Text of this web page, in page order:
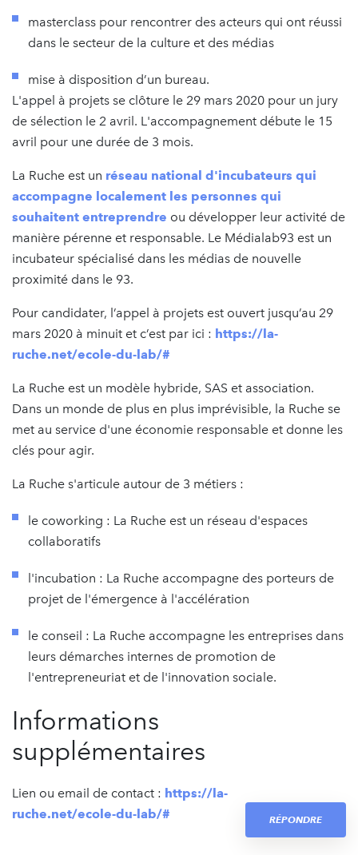
masterclass pour rencontrer des acteurs qui ont réussi
dans le secteur de la culture et des médias
mise à disposition d’un bureau.
L'appel à projets se clôture le 29 mars 2020 pour un jury
de sélection le 2 avril. L'accompagnement débute le 15
avril pour une durée de 3 mois.
La Ruche est un réseau national d'incubateurs qui
accompagne localement les personnes qui
souhaitent entreprendre ou développer leur activité de
manière pérenne et responsable. Le Médialab93 est un
incubateur spécialisé dans les médias de nouvelle
proximité dans le 93.
Pour candidater, l’appel à projets est ouvert jusqu’au 29
mars 2020 à minuit et c’est par ici : https://la-
ruche.net/ecole-du-lab/#
La Ruche est un modèle hybride, SAS et association.
Dans un monde de plus en plus imprévisible, la Ruche se
met au service d'une économie responsable et donne les
clés pour agir.
La Ruche s'articule autour de 3 métiers :
le coworking : La Ruche est un réseau d'espaces
collaboratifs
l'incubation : La Ruche accompagne des porteurs de
projet de l'émergence à l'accélération
le conseil : La Ruche accompagne les entreprises dans
leurs démarches internes de promotion de
l'entrepreneuriat et de l'innovation sociale.
Informations
supplémentaires
Lien ou email de contact : https://la-
ruche.net/ecole-du-lab/#
RÉPONDRE